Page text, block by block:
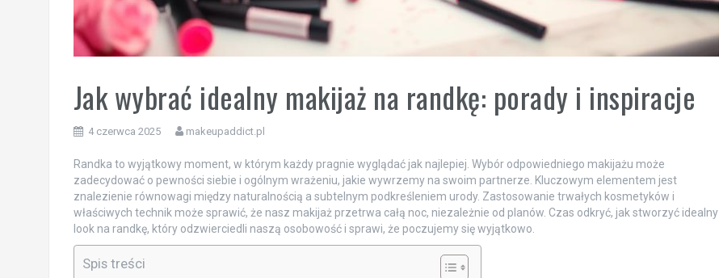
Jak wybrać idealny makijaż na randkę: porady i inspiracje
4 czerwca 2025 makeupaddict.pl
Randka to wyjątkowy moment, w którym każdy pragnie wyglądać jak najlepiej. Wybór odpowiedniego makijażu może
zadecydować o pewności siebie i ogólnym wrażeniu, jakie wywrzemy na swoim partnerze. Kluczowym elementem jest
znalezienie równowagi między naturalnością a subtelnym podkreśleniem urody. Zastosowanie trwałych kosmetyków i
właściwych technik może sprawić, że nasz makijaż przetrwa całą noc, niezależnie od planów. Czas odkryć, jak stworzyć idealny
look na randkę, który odzwierciedli naszą osobowość i sprawi, że poczujemy się wyjątkowo.
Spis treści